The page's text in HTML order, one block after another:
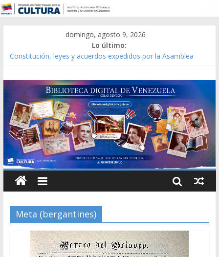
domingo, agosto 9, 2026
Lo último:
Catálogo temático de obras de Modesta Bor
Constitución, leyes y acuerdos expedidos por la Asamblea
Una Parálisis [material gráfico]
Modesta Bor Sánchez [material gráfico]
Gaceta Oficial de la República de Venezuela año CXXXIII Mes V,
Caracas 09 de marzo de 2006 N° 38.394
Meta (bergantines)